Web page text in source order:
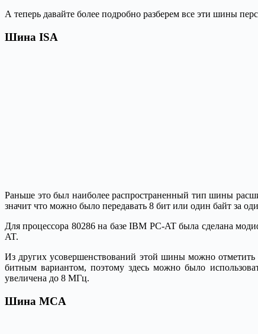
А теперь давайте более подробно разберем все эти шины
Шина ISA
Раньше это был наиболее распространенный тип шины
значит что можно было передавать 8 бит или один байт за
Для процессора 80286 на базе IBM PC-AT была сделана
AT.
Из других усовершенствований этой шины можно отметить
битным вариантом, поэтому здесь можно было
увеличена до 8 МГц.
Шина MCA